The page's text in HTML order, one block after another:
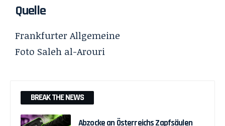
Quelle
Frankfurter Allgemeine
Foto Saleh al-Arouri
BREAK THE NEWS
Abzocke an Österreichs Zapfsäulen